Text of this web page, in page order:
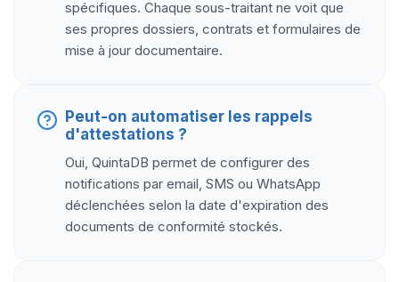
spécifiques. Chaque sous-traitant ne voit que
ses propres dossiers, contrats et formulaires de
mise à jour documentaire.
Peut-on automatiser les rappels
d'attestations ?
Oui, QuintaDB permet de configurer des
notifications par email, SMS ou WhatsApp
déclenchées selon la date d'expiration des
documents de conformité stockés.